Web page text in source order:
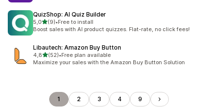
QuizShop: AI Quiz Builder
5,0av 5 stjerner
(9)
Totalt 9 omtaler
•Free to install
Boost sales with AI product quizzes. Flat-rate, no click fees!
Libautech: Amazon Buy Button
4,8av 5 stjerner
(52)
Totalt 52 omtaler
•Free plan available
Maximize your sales with the Amazon Buy Button Solution
1 2 3 4 9